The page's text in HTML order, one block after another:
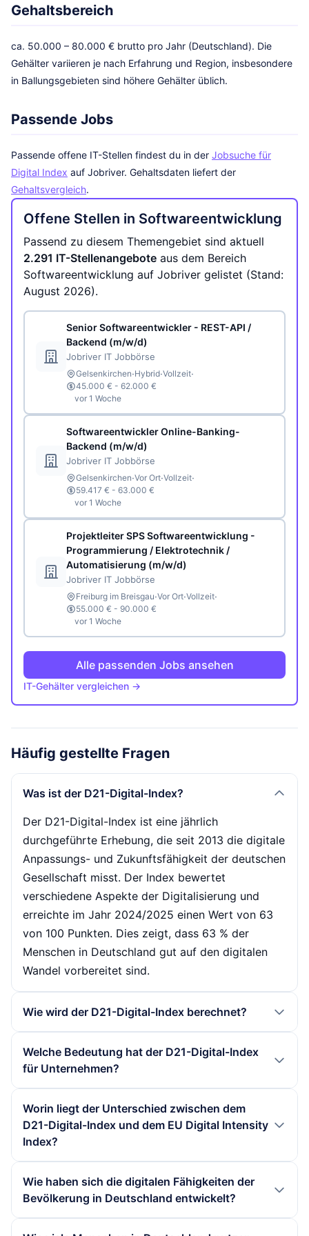
Gehaltsbereich
ca. 50.000 – 80.000 € brutto pro Jahr (Deutschland). Die
Gehälter variieren je nach Erfahrung und Region, insbesondere
in Ballungsgebieten sind höhere Gehälter üblich.
Passende Jobs
Passende offene IT-Stellen findest du in der Jobsuche für
Digital Index auf Jobriver. Gehaltsdaten liefert der
Gehaltsvergleich.
Offene Stellen in Softwareentwicklung
Passend zu diesem Themengebiet sind aktuell
2.291 IT-Stellenangebote aus dem Bereich
Softwareentwicklung auf Jobriver gelistet (Stand:
August 2026).
Senior Softwareentwickler - REST-API /
Backend (m/w/d)
Jobriver IT Jobbörse
Gelsenkirchen·Hybrid·Vollzeit·
45.000 € - 62.000 €
vor 1 Woche
Softwareentwickler Online-Banking-
Backend (m/w/d)
Jobriver IT Jobbörse
Gelsenkirchen·Vor Ort·Vollzeit·
59.417 € - 63.000 €
vor 1 Woche
Projektleiter SPS Softwareentwicklung -
Programmierung / Elektrotechnik /
Automatisierung (m/w/d)
Jobriver IT Jobbörse
Freiburg im Breisgau·Vor Ort·Vollzeit·
55.000 € - 90.000 €
vor 1 Woche
Alle passenden Jobs ansehen
IT-Gehälter vergleichen →
Häufig gestellte Fragen
Was ist der D21-Digital-Index?
Der D21-Digital-Index ist eine jährlich
durchgeführte Erhebung, die seit 2013 die digitale
Anpassungs- und Zukunftsfähigkeit der deutschen
Gesellschaft misst. Der Index bewertet
verschiedene Aspekte der Digitalisierung und
erreichte im Jahr 2024/2025 einen Wert von 63
von 100 Punkten. Dies zeigt, dass 63 % der
Menschen in Deutschland gut auf den digitalen
Wandel vorbereitet sind.
Wie wird der D21-Digital-Index berechnet?
Umfragedaten erstellt, die verschiedene
Dimensionen der digitalen Kompetenzen und der
Bevölkerung abdecken. Die Ergebnisse werden
gewichtet und in einem Gesamtwert
widerspiegelt.
Welche Bedeutung hat der D21-Digital-Index
für Unternehmen?
wertvolle Einblicke in den Stand der digitalen
Transformation in der Gesellschaft. Er zeigt auf,
um ihre Strategien zur Digitalisierung und zur
Schulung ihrer Mitarbeiter anzupassen.
Worin liegt der Unterschied zwischen dem
D21-Digital-Index und dem EU Digital Intensity
Index?
digitale Anpassungsfähigkeit und die
Kompetenzen der Bevölkerung in Deutschland,
Wie haben sich die digitalen Fähigkeiten der
Bevölkerung in Deutschland entwickelt?